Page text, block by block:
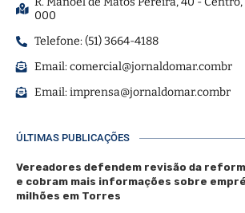
000
Telefone: (51) 3664-4188
Email:comercial@jornaldomar.combr
Email:imprensa@jornaldomar.combr
ÚLTIMAS PUBLICAÇÕES
Vereadores defendem revisão da
e cobram mais informações sobre
milhões em Torres